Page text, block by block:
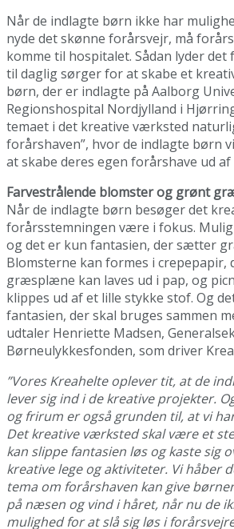
Når de indlagte børn ikke har
nyde det skønne forårsvejr, må
komme til hospitalet. Sådan lyder det
til daglig sørger for at skabe et
børn, der er indlagte på Aalborg
Regionshospital Nordjylland i
temaet i det kreative værksted
forårshaven”, hvor de indlagte børn
at skabe deres egen forårshave ud
Farvestrålende blomster og grønt
Når de indlagte børn besøger det
forårsstemningen være i fokus.
og det er kun fantasien, der sætter
Blomsterne kan formes i crepepapir,
græsplæne kan laves ud i pap, og
klippes ud af et lille stykke stof. Og
fantasien, der skal bruges sammen
udtaler Henriette Madsen,
Børneulykkesfonden, som driver
”Vores Kreahelte oplever tit, at de
lever sig ind i de kreative projekter.
og frirum er også grunden til, at vi
Det kreative værksted skal være et
kan slippe fantasien løs og kaste sig
kreative lege og aktiviteter. Vi håber
tema om forårshaven kan give
på næsen og vind i håret, når nu de
mulighed for at slå sig løs i